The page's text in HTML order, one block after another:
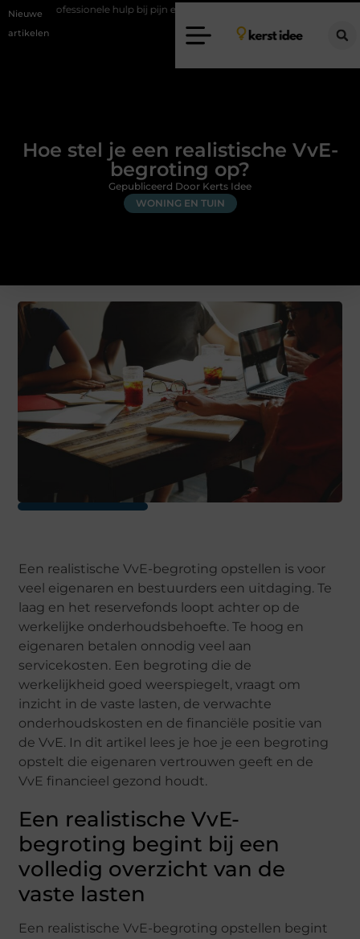
Nieuwe
artikelen
bij pijn en bewegingsklachten
Hoe stel je een realistische VvE-
begroting op?
WONING EN TUIN
Gepubliceerd Door Kerts Idee
Een realistische VvE-begroting opstellen is voor
veel eigenaren en bestuurders een uitdaging. Te
laag en het reservefonds loopt achter op de
werkelijke onderhoudsbehoefte. Te hoog en
eigenaren betalen onnodig veel aan
servicekosten. Een begroting die de
werkelijkheid goed weerspiegelt, vraagt om
inzicht in de vaste lasten, de verwachte
onderhoudskosten en de financiële positie van
de VvE. In dit artikel lees je hoe je een begroting
opstelt die eigenaren vertrouwen geeft en de
VvE financieel gezond houdt.
Een realistische VvE-
begroting begint bij een
volledig overzicht van de
vaste lasten
Een realistische VvE-begroting opstellen begint